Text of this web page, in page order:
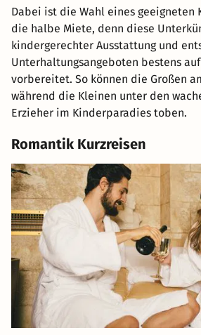
Dabei ist die Wahl eines
die halbe Miete, denn diese
kindergerechter Ausstattung und
Unterhaltungsangeboten bestens
vorbereitet. So können die Großen
während die Kleinen unter den
Erzieher im Kinderparadies toben.
Romantik Kurzreisen